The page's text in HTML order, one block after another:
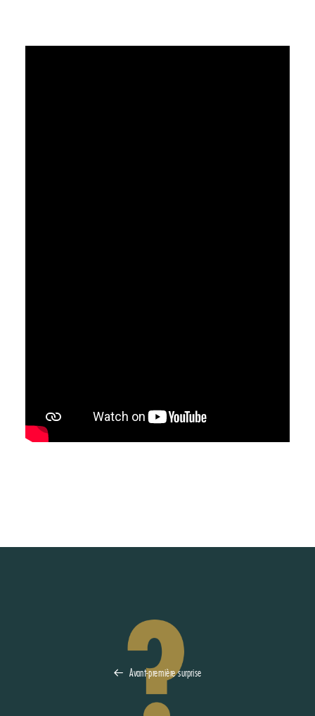
Avant-première surprise